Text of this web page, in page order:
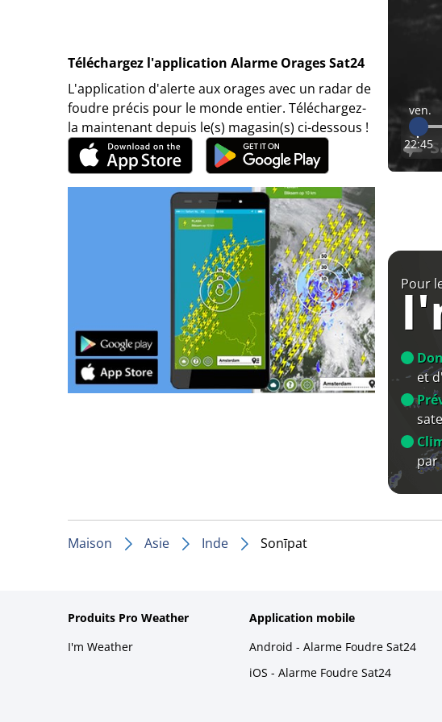
Téléchargez l'application Alarme Orages Sat24
L'application d'alerte aux orages avec un radar de
foudre précis pour le monde entier. Téléchargez-
la maintenant depuis le(s) magasin(s) ci-dessous !
ven.
22:45
Pour
et
par
Maison Asie Inde Sonīpat
Produits Pro Weather
I'm Weather
Application mobile
Android - Alarme Foudre Sat24
iOS - Alarme Foudre Sat24